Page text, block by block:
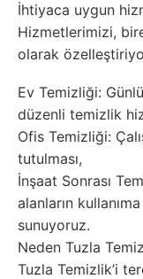
İhtiyaca uygun
Hizmetlerimizi,
olarak
Ev Temizliği:
düzenli temizlik
Ofis Temizliği:
tutulması,
İnşaat Sonrası
alanların
sunuyoruz.
Neden Tuzla
Tuzla Temizlik’i